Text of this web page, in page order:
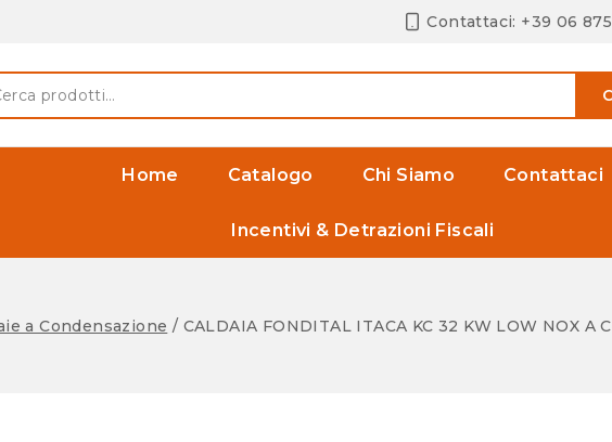
Contattaci: +39 06
Home Catalogo Chi Siamo Contattaci
Incentivi & Detrazioni Fiscali
a Condensazione / CALDAIA FONDITAL ITACA KC 32 KW LOW NOX A